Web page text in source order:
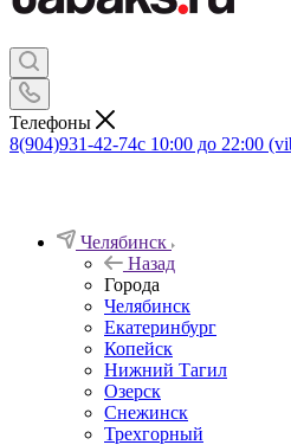
Телефоны
8(904)931-42-74с 10:00 до 22:00
Челябинск
Назад
Города
Челябинск
Екатеринбург
Копейск
Нижний Тагил
Озерск
Снежинск
Трехгорный